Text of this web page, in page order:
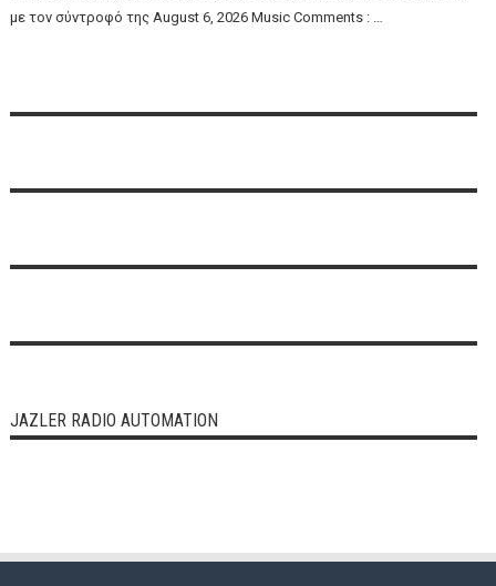
με τον σύντροφό της August 6, 2026 Music Comments : …
JAZLER RADIO AUTOMATION